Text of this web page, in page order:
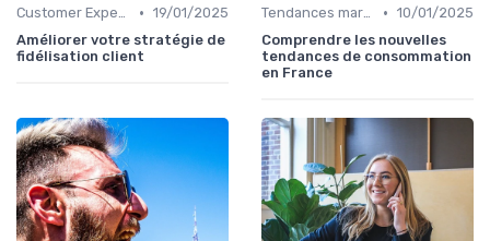
Customer Experience & parcours client • 19/01/2025
Améliorer votre stratégie de
fidélisation client
Tendances marketing B2B • 10/01/2025
Comprendre les nouvelles
tendances de consommation
en France